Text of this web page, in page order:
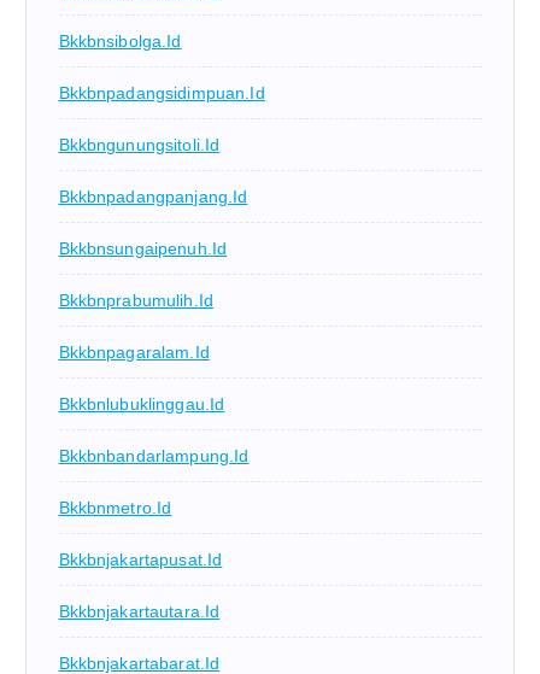
Bkkbnsibolga.id
Bkkbnpadangsidimpuan.id
Bkkbngunungsitoli.id
Bkkbnpadangpanjang.id
Bkkbnsungaipenuh.id
Bkkbnprabumulih.id
Bkkbnpagaralam.id
Bkkbnlubuklinggau.id
Bkkbnbandarlampung.id
Bkkbnmetro.id
Bkkbnjakartapusat.id
Bkkbnjakartautara.id
Bkkbnjakartabarat.id